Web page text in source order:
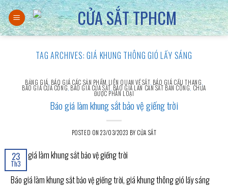
Skip
to
content
TAG ARCHIVES:GIÁ KHUNG THÔNG GIÓ LẤY SÁNG
BẢNG GIÁ, BÁO GIÁ CÁC SẢN PHẨM LIÊN QUAN VỀ SẮT, BÁO GIÁ CẦU THANG,
BÁO GIÁ CỬA CỔNG, BÁO GIÁ CỬA SẮT, BÁO GIÁ LAN CAN SẮT BAN CÔNG, CHƯA
ĐƯỢC PHÂN LOẠI
Báo giá làm khung sắt bảo vệ giếng trời
POSTED ON23/03/2023 BY CỬA SẮT
23
Th3
Báo giá làm khung sắt bảo vệ giếng trời, giá khung thông gió lấy sáng